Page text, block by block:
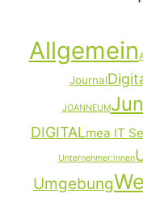
Allgemein
Journal
JOANNEUM
DIGITALmea IT
Unternehmer:innen
Umgebung